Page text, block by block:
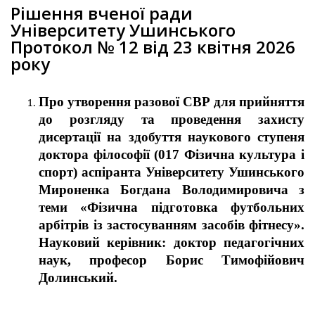
Рішення вченої ради
Університету Ушинського
Протокол № 12 від 23 квітня 2026
року
Про утворення разової СВР для прийняття
до розгляду та проведення захисту
дисертації на здобуття наукового ступеня
доктора філософії (017 Фізична культура і
спорт) аспіранта Університету Ушинського
Мироненка Богдана Володимировича з
теми «Фізична підготовка футбольних
арбітрів із застосуванням засобів фітнесу».
Науковий керівник: доктор педагогічних
наук, професор Борис Тимофійович
Долинський.